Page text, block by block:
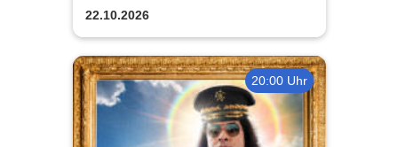
22.10.2026
20:00 Uhr